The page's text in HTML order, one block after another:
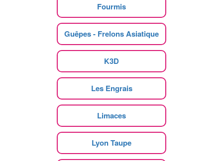
Fourmis
Guêpes - Frelons Asiatique
K3D
Les Engrais
Limaces
Lyon Taupe